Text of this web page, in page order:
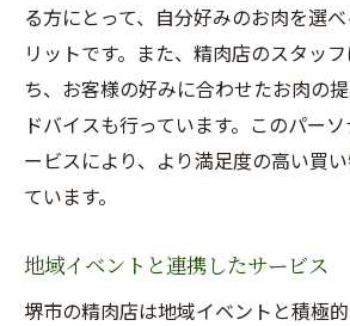
る方にとって、自分好みのお肉を選
リットです。また、精肉店のスタッ
ち、お客様の好みに合わせたお肉の
ドバイスも行っています。このパー
ービスにより、より満足度の高い買
ています。
地域イベントと連携したサービス
堺市の精肉店は地域イベントと積極